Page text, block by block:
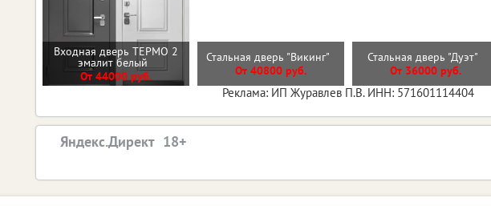
Входная дверь ТЕРМО 2
эмалит белый
От 44000 руб.
Стальная дверь "Викинг"
От 40800 руб.
Стальная дверь "Дуэт"
От 36000 руб.
Реклама: ИП Журавлев П.В. ИНН: 571601114404
Яндекс.Директ